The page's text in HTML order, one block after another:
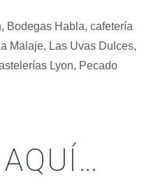
, Bodegas Habla, cafetería
Malaje, Las Uvas Dulces,
Lyon, Pecado